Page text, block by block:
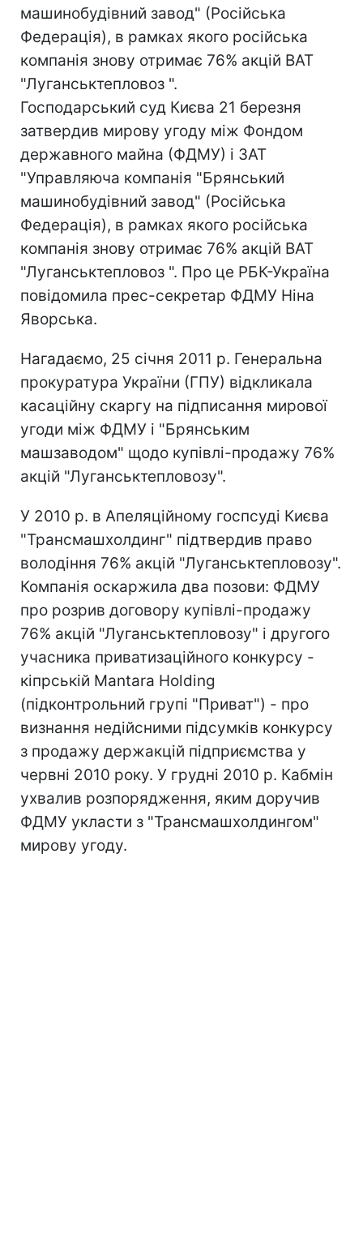
машинобудівний завод" (Російська
Федерація), в рамках якого російська
компанія знову отримає 76% акцій ВАТ
"Луганськтепловоз ".
Господарський суд Києва 21 березня
затвердив мирову угоду між Фондом
державного майна (ФДМУ) і ЗАТ
"Управляюча компанія "Брянський
машинобудівний завод" (Російська
Федерація), в рамках якого російська
компанія знову отримає 76% акцій ВАТ
"Луганськтепловоз ". Про це РБК-Україна
повідомила прес-секретар ФДМУ Ніна
Яворська.
Нагадаємо, 25 січня 2011 р. Генеральна
прокуратура України (ГПУ) відкликала
касаційну скаргу на підписання мирової
угоди між ФДМУ і "Брянським
машзаводом" щодо купівлі-продажу 76%
акцій "Луганськтепловозу".
У 2010 р. в Апеляційному госпсуді Києва
"Трансмашхолдинг" підтвердив право
володіння 76% акцій "Луганськтепловозу".
Компанія оскаржила два позови: ФДМУ
про розрив договору купівлі-продажу
76% акцій "Луганськтепловозу" і другого
учасника приватизаційного конкурсу -
кіпрській Mantara Holding
(підконтрольний групі "Приват") - про
визнання недійсними підсумків конкурсу
з продажу держакцій підприємства у
червні 2010 року. У грудні 2010 р. Кабмін
ухвалив розпорядження, яким доручив
ФДМУ укласти з "Трансмашхолдингом"
мирову угоду.